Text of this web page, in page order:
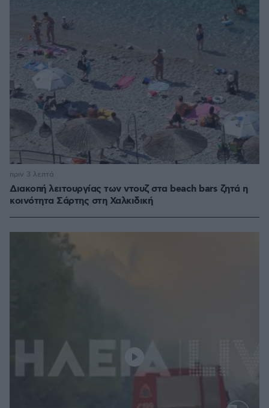
Διακοπή λειτουργίας των ντουζ στα beach bars ζητά η
κοινότητα Σάρτης στη Χαλκιδική
πριν 3 λεπτά